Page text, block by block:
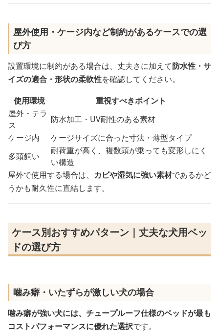
屋外使用・ケージ内など制約があるケースでの選
び方
設置環境に制約がある場合は、丈夫さに加えて防水性・サ
イズの適合・形状の柔軟性を確認してください。
使用環境
重視すべきポイント
屋外・テラ
ス
防水加工・UV耐性のある素材
ケージ内
ケージサイズに合った寸法・薄型タイプ
多頭飼い
耐荷重が高く、複数頭が乗っても変形しにく
い構造
屋外で使用する場合は、 カビや湿気に強い素材であるかど
うかも耐久性に直結します。
ケース別おすすめパターン｜丈夫な犬用ベッ
ドの選び方
噛み癖・いたずらが激しい犬の場合
噛み癖が強い犬には、チュープルーフ仕様のベッドが最も
コストパフォーマンスに優れた選択です。